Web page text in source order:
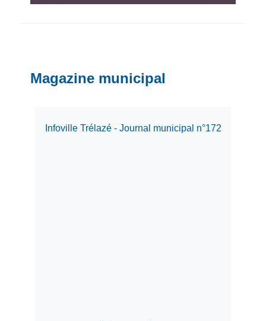
Magazine municipal
Infoville Trélazé - Journal municipal n°172